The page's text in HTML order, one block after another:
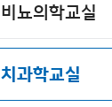
비뇨의학교실
치과학교실